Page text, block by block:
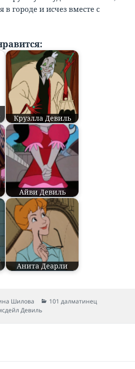
в городе и исчез вместе с
Круэлла Девиль
Айви Девиль
Анита Деарли
Шилова Рубрики
101 далматинец
Девиль